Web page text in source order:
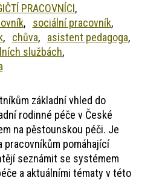
PRACOVNÍCI
sociální pracovník
chůva
asistent pedagoga
službách
základní vhled do
rodinné péče v České
na pěstounskou péči. Je
pracovníkům pomáhající
seznámit se systémem
a aktuálními tématy v této